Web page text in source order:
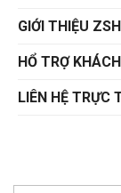
GIỚI THIỆU
HỔ TRỢ
LIÊN HỆ TRỰC